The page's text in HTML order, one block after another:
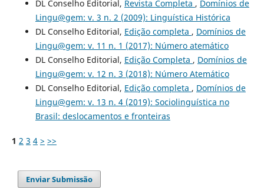
DL Conselho Editorial, Revista Completa , Domínios de
Lingu@gem: v. 3 n. 2 (2009): Linguística Histórica
DL Conselho Editorial, Edição completa , Domínios de
Lingu@gem: v. 11 n. 1 (2017): Número atemático
DL Conselho Editorial, Edição Completa , Domínios de
Lingu@gem: v. 12 n. 3 (2018): Número Atemático
DL Conselho Editorial, Edição completa , Domínios de
Lingu@gem: v. 13 n. 4 (2019): Sociolinguística no
Brasil: deslocamentos e fronteiras
1 2 3 4 > >>
Enviar Submissão